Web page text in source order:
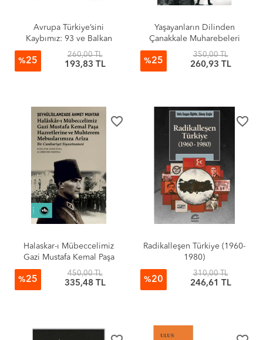
Avrupa Türkiye’sini
Kaybımız: 93 ve Balkan
Savaşları
%25
260,00 TL
193,83 TL
Yaşayanların Dilinden
Çanakkale Muharebeleri
%25
350,00 TL
260,93 TL
favorite_border
Halaskar-ı Mübeccelimiz
Gazi Mustafa Kemal Paşa
Hazretlerine Ve Muhterem
Mebuslarımıza Ariza
%25
450,00 TL
335,48 TL
favorite_border
Radikalleşen Türkiye (1960-
1980)
%20
310,00 TL
246,61 TL